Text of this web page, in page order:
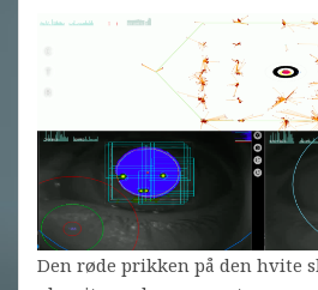
Den røde prikken på den hvite